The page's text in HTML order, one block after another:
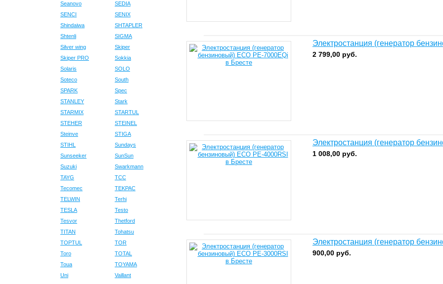
Seanovo
SEDIA
SENCI
SENIX
Shindaiwa
SHTAPLER
Shtenli
SIGMA
Silver wing
Skiper
Skiper PRO
Sokkia
Solaris
SOLO
Soteco
South
SPARK
Spec
STANLEY
Stark
STARMIX
STARTUL
STEHER
STEINEL
Steinve
STIGA
STIHL
Sundays
Sunseeker
SunSun
Suzuki
Swarkmann
TAYG
TCC
Tecomec
TEKPAC
TELWIN
Terhi
TESLA
Testo
Tesvor
Thetford
TITAN
Tohatsu
TOPTUL
TOR
Toro
TOTAL
Toua
TOYAMA
Uni
Vaillant
Электростанция (генератор
2 799,00 руб.
Электростанция (генератор
1 008,00 руб.
Электростанция (генератор
900,00 руб.